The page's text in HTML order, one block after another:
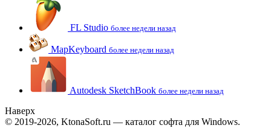
FL Studio более недели назад
MapKeyboard более недели назад
Autodesk SketchBook более недели назад
Наверх
© 2019-2026, KtonaSoft.ru — каталог софта для Windows.